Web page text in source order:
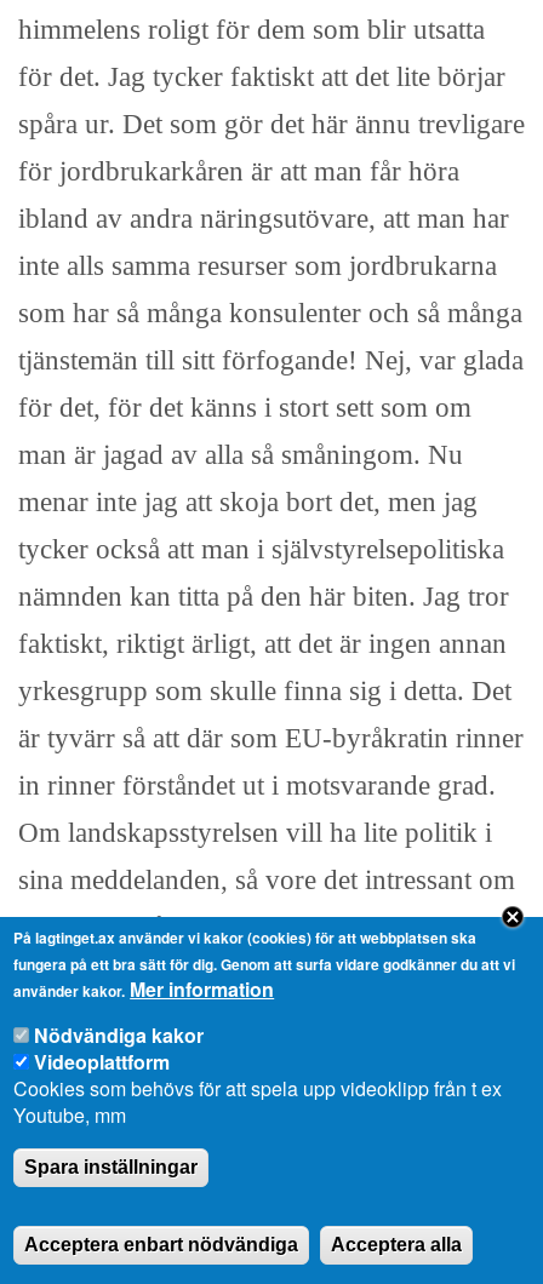
himmelens roligt för dem som blir utsatta
för det. Jag tycker faktiskt att det lite börjar
spåra ur. Det som gör det här ännu trevligare
för jordbrukarkåren är att man får höra
ibland av andra näringsutövare, att man har
inte alls samma resurser som jordbrukarna
som har så många konsulenter och så många
tjänstemän till sitt förfogande! Nej, var glada
för det, för det känns i stort sett som om
man är jagad av alla så småningom. Nu
menar inte jag att skoja bort det, men jag
tycker också att man i självstyrelsepolitiska
nämnden kan titta på den här biten. Jag tror
faktiskt, riktigt ärligt, att det är ingen annan
yrkesgrupp som skulle finna sig i detta. Det
är tyvärr så att där som EU-byråkratin rinner
in rinner förståndet ut i motsvarande grad.
Om landskapsstyrelsen vill ha lite politik i
sina meddelanden, så vore det intressant om
man nästa gång redogör för vad man tänker
åt det här. Jag tror faktiskt att det är många
som skulle vara väldigt tacksamma över det.
Följande fråga gäller finansavdelningens
ansvarsområde. Där räknas det upp ett stort
prioritera, bl.a. att man skall jobba med
På lagtinget.ax använder vi kakor (cookies) för att webbplatsen ska
fungera på ett bra sätt för dig. Genom att surfa vidare godkänner du att vi
använder kakor. Mer information
Nödvändiga kakor
Videoplattform
Cookies som behövs för att spela upp videoklipp från t ex
Youtube, mm
Spara inställningar
Acceptera enbart nödvändiga Acceptera alla